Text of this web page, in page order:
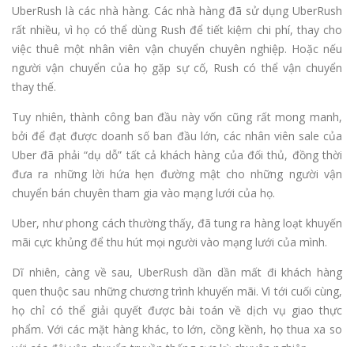
UberRush là các nhà hàng. Các nhà hàng đã sử dụng UberRush
rất nhiều, vì họ có thể dùng Rush để tiết kiệm chi phí, thay cho
việc thuê một nhân viên vận chuyển chuyên nghiệp. Hoặc nếu
người vận chuyển của họ gặp sự cố, Rush có thể vận chuyển
thay thế.
Tuy nhiên, thành công ban đầu này vốn cũng rất mong manh,
bởi để đạt được doanh số ban đầu lớn, các nhân viên sale của
Uber đã phải “dụ dỗ” tất cả khách hàng của đối thủ, đồng thời
đưa ra những lời hứa hẹn đường mật cho những người vận
chuyển bán chuyên tham gia vào mạng lưới của họ.
Uber, như phong cách thường thấy, đã tung ra hàng loạt khuyến
mãi cực khủng để thu hút mọi người vào mạng lưới của mình.
Dĩ nhiên, càng về sau, UberRush dần dần mất đi khách hàng
quen thuộc sau những chương trình khuyến mãi. Vì tới cuối cùng,
họ chỉ có thể giải quyết được bài toán về dịch vụ giao thực
phẩm. Với các mặt hàng khác, to lớn, cồng kềnh, họ thua xa so